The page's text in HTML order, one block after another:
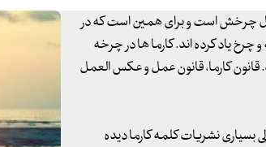
چرخش است و برای همین است که در
چرخ یاد کرده اند. کارما ها در چرخه
قانون کارما، قانون عمل و عکس العمل
بسیاری نشریات کلمه کارما دیده